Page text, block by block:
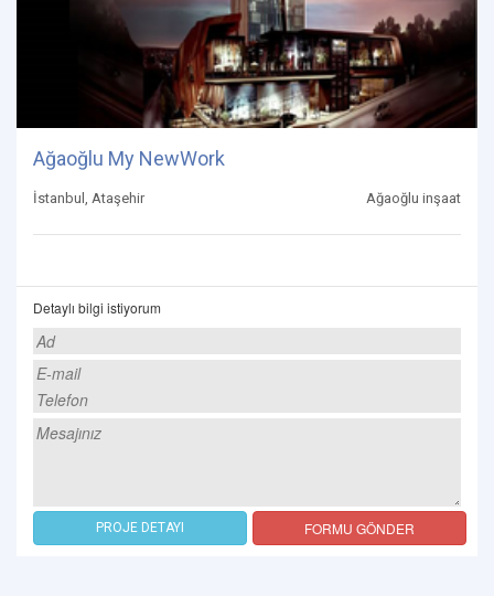
Ağaoğlu My NewWork
İstanbul, Ataşehir Ağaoğlu inşaat
Detaylı bilgi istiyorum
PROJE DETAYI FORMU GÖNDER